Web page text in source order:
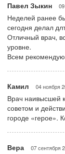
Павел Зыкин
Неделей ранее
сегодня делал
Отличный врач,
уровне.
Всем
Камил 04 ноября
Врач наивысшей
советом и
городе «герое».
Вера 07 сентября